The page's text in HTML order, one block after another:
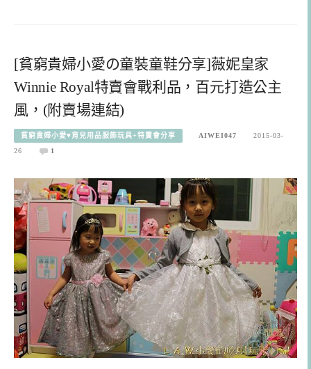
[貧窮貴婦小愛の童裝童鞋分享]薇妮皇家
Winnie Royal特賣會戰利品，百元打造公主
風，(附賣場連結)
貧窮貴婦小愛♥育兒用品服飾玩具+特賣會分享 AIWEI047
2015-03-
26
1